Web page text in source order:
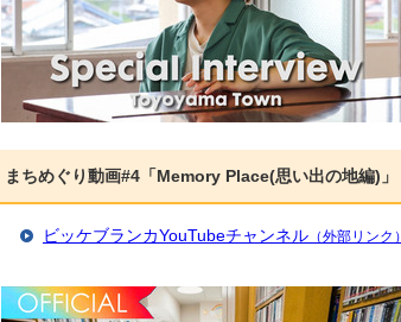
まちめぐり動画#4「Memory Place(思い出の地編)」
ビッケブランカYouTubeチャンネル （外部リンク）